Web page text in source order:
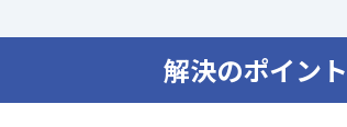
解決のポイント